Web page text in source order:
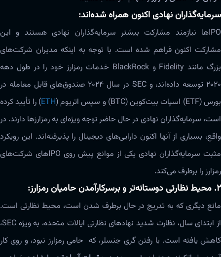
سرمایه‌گذاران نهادی اکنون همراه شده‌اند:
IPO‌ها نیازمند مشارکت بیشتر سرمایه‌گذاران نهادی هستند و این
مشارکت اکنون فراهم شده است. با توجه به اینکه مدیران شرکت‌های
بزرگ مانند Fidelity و BlackRock خدمات رمزارز خود را در طول دهه
۲۰۲۰ توسعه داده‌اند، و SEC در سال ۲۰۲۴ صندوق‌های قابل معامله در
بورس (ETF) اسپات بیت‌کوین (BTC) و سپس اتریوم (
ETH) را تأیید کرده
است، سرمایه‌گذاران نهادی در حال حاضر توجه ویژه‌ای به رمزارزها دارند. در
واقع، بسیاری از آنها اکنون دارایی‌های دیجیتال را پذیرفته‌اند. این رویکرد
مثبت سرمایه‌گذاران نهادی یکی از موانع پیش روی IPO‌های شرکت‌های
رمزارز را برطرف می‌کند.
۲. محیط نظارتی دوستانه‌تر و برسرکارآمدن حامیان رمزارز:
مانع دیگری که به تدریج در حال برطرف شدن است، محیط نظارتی است.
از ابتدای سال، نظارت شدید نهادهای نظارتی ایالات متحده، به ویژه SEC،
کاهش یافته است. با رفتن گری جنسلر، که حامی رمزارز نبود، و روی کار